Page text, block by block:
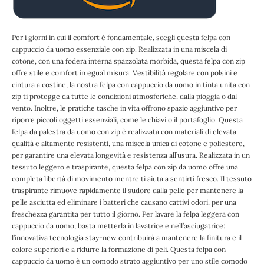
Per i giorni in cui il comfort è fondamentale, scegli questa felpa con
cappuccio da uomo essenziale con zip. Realizzata in una miscela di
cotone, con una fodera interna spazzolata morbida, questa felpa con zip
offre stile e comfort in egual misura. Vestibilità regolare con polsini e
cintura a costine, la nostra felpa con cappuccio da uomo in tinta unita con
zip ti protegge da tutte le condizioni atmosferiche, dalla pioggia o dal
vento. Inoltre, le pratiche tasche in vita offrono spazio aggiuntivo per
riporre piccoli oggetti essenziali, come le chiavi o il portafoglio. Questa
felpa da palestra da uomo con zip è realizzata con materiali di elevata
qualità e altamente resistenti, una miscela unica di cotone e poliestere,
per garantire una elevata longevità e resistenza all’usura. Realizzata in un
tessuto leggero e traspirante, questa felpa con zip da uomo offre una
completa libertà di movimento mentre ti aiuta a sentirti fresco. Il tessuto
traspirante rimuove rapidamente il sudore dalla pelle per mantenere la
pelle asciutta ed eliminare i batteri che causano cattivi odori, per una
freschezza garantita per tutto il giorno. Per lavare la felpa leggera con
cappuccio da uomo, basta metterla in lavatrice e nell’asciugatrice:
l’innovativa tecnologia stay-new contribuirà a mantenere la finitura e il
colore superiori e a ridurre la formazione di peli. Questa felpa con
cappuccio da uomo è un comodo strato aggiuntivo per uno stile comodo